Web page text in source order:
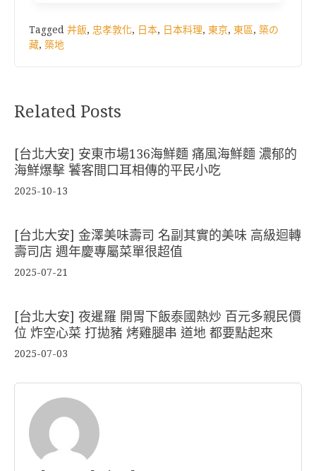
Tagged 丼飯, 忠孝敦化, 日本, 日本料理, 東京, 東區, 築の
藏, 築地
Related Posts
[台北大安] 安東市場136海鮮麵 痛風海鮮麵 濃郁的
海鮮爆擊 饕客間口耳相傳的平民小吃
2025-10-13
[台北大安] 金澤美味壽司 名副其實的美味 高級迴轉
壽司店 週年慶專屬菜單很超值
2025-07-21
[台北大安] 夜暹羅 開胃下飯泰國熱炒 百元多親民價
位 炸空心菜 打拋豬 烤雞腿串 道地 都要點起來
2025-07-03